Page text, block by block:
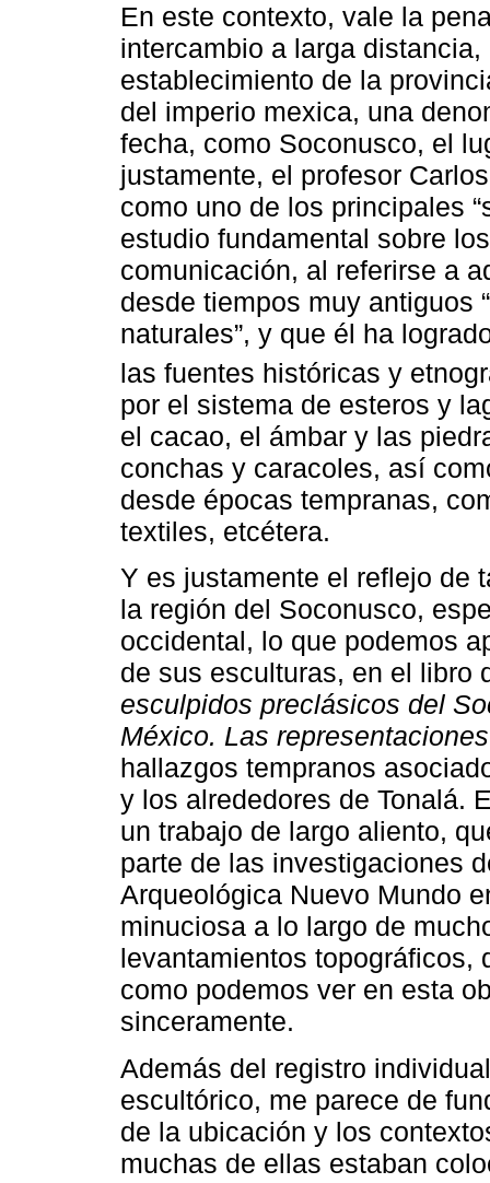
En este contexto, vale la
intercambio a larga
establecimiento de la
del imperio mexica, una
fecha, como Soconusco, el
justamente, el profesor
como uno de los principales
estudio fundamental sobre
comunicación, al referirse a
desde tiempos muy antiguos
naturales”, y que él ha
las fuentes históricas y
por el sistema de esteros y
el cacao, el ámbar y las
conchas y caracoles, así
desde épocas tempranas,
textiles, etcétera.
Y es justamente el reflejo de
la región del Soconusco,
occidental, lo que podemos
de sus esculturas, en el libro
esculpidos preclásicos del
México. Las
hallazgos tempranos
y los alrededores de Tonalá.
un trabajo de largo aliento,
parte de las investigaciones
Arqueológica Nuevo Mundo
minuciosa a lo largo de
levantamientos topográficos,
como podemos ver en esta
sinceramente.
Además del registro
escultórico, me parece de
de la ubicación y los
muchas de ellas estaban